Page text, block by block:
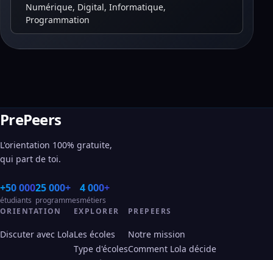
Numérique, Digital, Informatique,
Programmation
PrePeers
L'orientation 100% gratuite,
qui part de toi.
+50 000
étudiants
25 000+
programmes
4 000+
métiers
ORIENTATION
Discuter avec Lola
EXPLORER
Les écoles
Type d'écoles
PREPEERS
Notre mission
Comment Lola décide